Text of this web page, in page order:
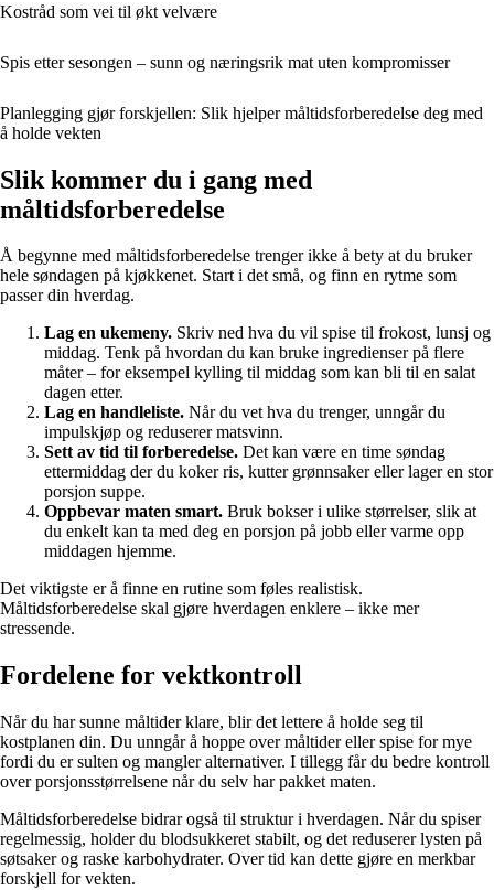
Kostråd som vei til økt velvære
Spis etter sesongen – sunn og næringsrik mat uten kompromisser
Planlegging gjør forskjellen: Slik hjelper måltidsforberedelse deg med
å holde vekten
Slik kommer du i gang med
måltidsforberedelse
Å begynne med måltidsforberedelse trenger ikke å bety at du bruker
hele søndagen på kjøkkenet. Start i det små, og finn en rytme som
passer din hverdag.
Lag en ukemeny. Skriv ned hva du vil spise til frokost, lunsj og
middag. Tenk på hvordan du kan bruke ingredienser på flere
måter – for eksempel kylling til middag som kan bli til en salat
dagen etter.
Lag en handleliste. Når du vet hva du trenger, unngår du
impulskjøp og reduserer matsvinn.
Sett av tid til forberedelse. Det kan være en time søndag
ettermiddag der du koker ris, kutter grønnsaker eller lager en stor
porsjon suppe.
Oppbevar maten smart. Bruk bokser i ulike størrelser, slik at
du enkelt kan ta med deg en porsjon på jobb eller varme opp
middagen hjemme.
Det viktigste er å finne en rutine som føles realistisk.
Måltidsforberedelse skal gjøre hverdagen enklere – ikke mer
stressende.
Fordelene for vektkontroll
Når du har sunne måltider klare, blir det lettere å holde seg til
kostplanen din. Du unngår å hoppe over måltider eller spise for mye
fordi du er sulten og mangler alternativer. I tillegg får du bedre kontroll
over porsjonsstørrelsene når du selv har pakket maten.
Måltidsforberedelse bidrar også til struktur i hverdagen. Når du spiser
regelmessig, holder du blodsukkeret stabilt, og det reduserer lysten på
søtsaker og raske karbohydrater. Over tid kan dette gjøre en merkbar
forskjell for vekten.